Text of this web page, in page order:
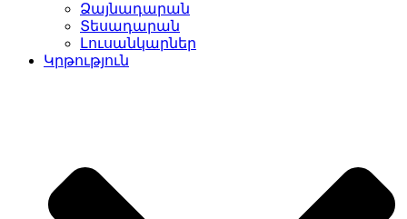
Ձայնադարան
Տեսադարան
Լուսանկարներ
Կրթություն